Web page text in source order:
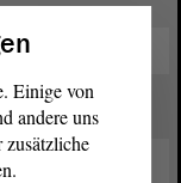
Einige von
andere uns
zusätzliche